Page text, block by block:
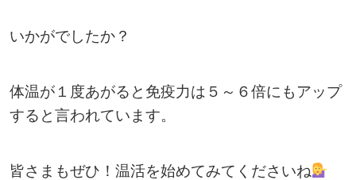
いかがでしたか？
体温が１度あがると免疫力は５～６倍にもアップ
すると言われています。
皆さまもぜひ！温活を始めてみてくださいね